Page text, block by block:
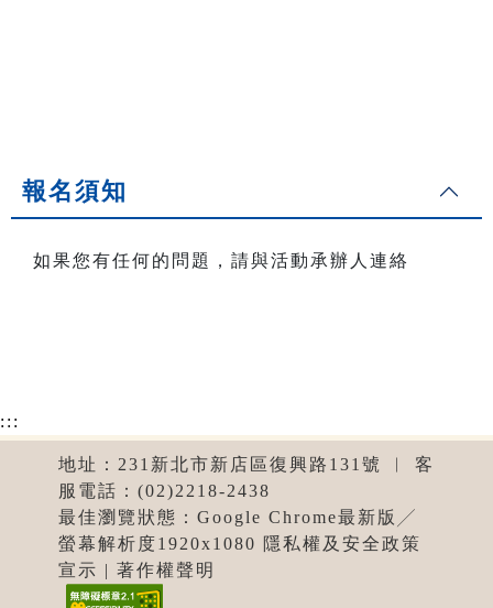
報名須知
如果您有任何的問題，請與活動承辦人連絡
:::
地址：231新北市新店區復興路131號 ︱ 客
服電話：(02)2218-2438
最佳瀏覽狀態：Google Chrome最新版╱
螢幕解析度1920x1080 隱私權及安全政策
宣示 | 著作權聲明